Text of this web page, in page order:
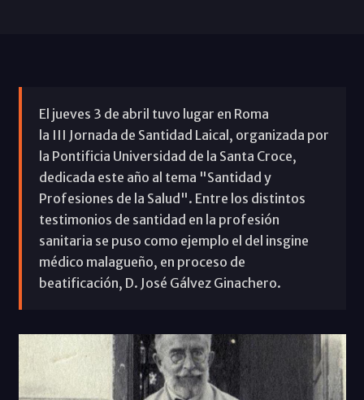
El jueves 3 de abril tuvo lugar en Roma
la III Jornada de Santidad Laical, organizada por
la Pontificia Universidad de la Santa Croce,
dedicada este año al tema "Santidad y
Profesiones de la Salud". Entre los distintos
testimonios de santidad en la profesión
sanitaria se puso como ejemplo el del insgine
médico malagueño, en proceso de
beatificación, D. José Gálvez Ginachero.